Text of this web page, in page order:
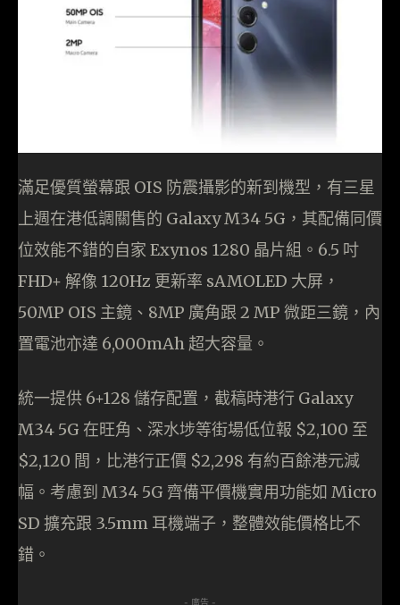
滿足優質螢幕跟 OIS 防震攝影的新到機型，有三星
上週在港低調關售的 Galaxy M34 5G，其配備同價
位效能不錯的自家 Exynos 1280 晶片組。6.5 吋
FHD+ 解像 120Hz 更新率 sAMOLED 大屏，
50MP OIS 主鏡、8MP 廣角跟 2 MP 微距三鏡，內
置電池亦達 6,000mAh 超大容量。
統一提供 6+128 儲存配置，截稿時港行 Galaxy
M34 5G 在旺角、深水埗等街場低位報 $2,100 至
$2,120 間，比港行正價 $2,298 有約百餘港元減
幅。考慮到 M34 5G 齊備平價機實用功能如 Micro
SD 擴充跟 3.5mm 耳機端子，整體效能價格比不
錯。
- 廣告 -